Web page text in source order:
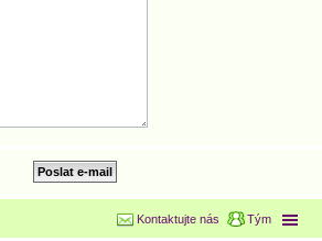
Tým
Kontaktujte nás